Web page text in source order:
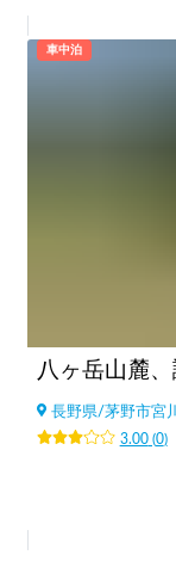
車中泊
長野県/茅野市宮川
3.00(0)